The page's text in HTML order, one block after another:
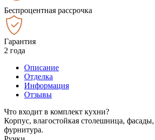
Беспроцентная рассрочка
Гарантия
2 года
Описание
Отделка
Информация
Отзывы
Что входит в комплект кухни?
Корпус, влагостойкая столешница, фасады,
фурнитура.